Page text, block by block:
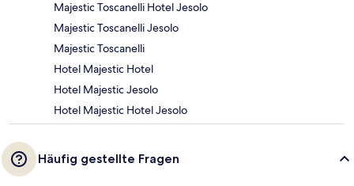
Majestic Toscanelli Hotel Jesolo
Majestic Toscanelli Jesolo
Majestic Toscanelli
Hotel Majestic Hotel
Hotel Majestic Jesolo
Hotel Majestic Hotel Jesolo
Häufig gestellte Fragen